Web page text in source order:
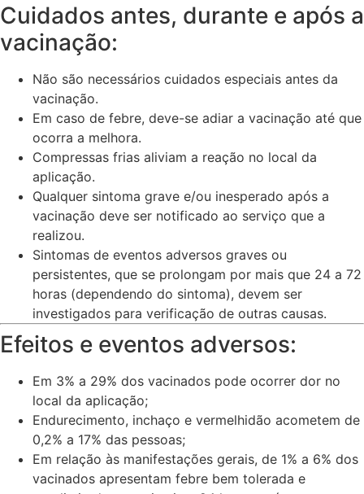
Cuidados antes, durante e após a
vacinação:
Não são necessários cuidados especiais antes da
vacinação.
Em caso de febre, deve-se adiar a vacinação até que
ocorra a melhora.
Compressas frias aliviam a reação no local da
aplicação.
Qualquer sintoma grave e/ou inesperado após a
vacinação deve ser notificado ao serviço que a
realizou.
Sintomas de eventos adversos graves ou
persistentes, que se prolongam por mais que 24 a 72
horas (dependendo do sintoma), devem ser
investigados para verificação de outras causas.
Efeitos e eventos adversos:
Em 3% a 29% dos vacinados pode ocorrer dor no
local da aplicação;
Endurecimento, inchaço e vermelhidão acometem de
0,2% a 17% das pessoas;
Em relação às manifestações gerais, de 1% a 6% dos
vacinados apresentam febre bem tolerada e